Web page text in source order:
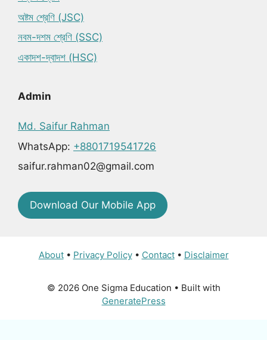
অষ্টম শ্রেণি (JSC)
নবম-দশম শ্রেণি (SSC)
একাদশ-দ্বাদশ (HSC)
Admin
Md. Saifur Rahman
WhatsApp: +8801719541726
saifur.rahman02@gmail.com
Download Our Mobile App
About• Privacy Policy• Contact• Disclaimer
© 2026 One Sigma Education • Built with
GeneratePress